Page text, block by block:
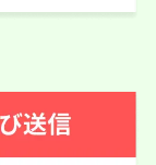
ました。今回
分かり易く説